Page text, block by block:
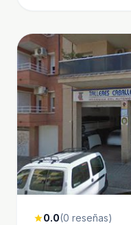
star0.0(0 reseñas)